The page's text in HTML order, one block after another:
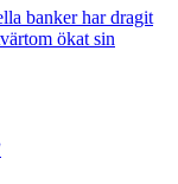
banker har dragit
ökat sin